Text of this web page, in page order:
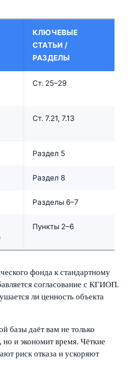
КЛЮЧЕВЫЕ
СТАТЬИ /
РАЗДЕЛЫ
Ст. 25–29
Ст. 7.21, 7.13
Раздел 5
Раздел 8
Разделы 6–7
Пункты 2–6
фонда к стандартному
согласование с КГИОП.
ли ценность объекта
базы даёт вам не только
и экономит время. Чёткие
риск отказа и ускоряют